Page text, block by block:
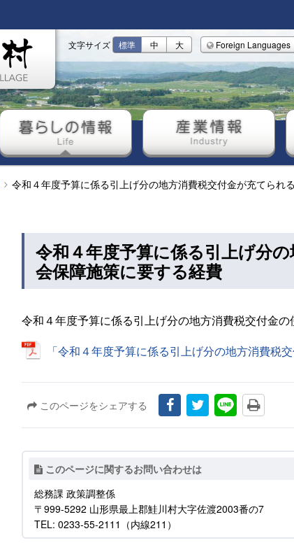
文字サイズ 標準 中 大 Foreign Languages
暮らしの情報 産業情報
令和４年度予算に係る引上げ分の地方消費税交付金が充てられ
令和４年度予算に係る引上げ分
会保障施策に要する経費
令和４年度予算に係る引上げ分の地方消費税交付金の
「令和４年度予算に係る引上げ分の地方消費税
このページをシェアする
このページに関するお問い合わせは
総務課 政策調整係
〒999-5292 山形県最上郡鮭川村大字佐渡2003番の7
TEL: 0233-55-2111（内線211）